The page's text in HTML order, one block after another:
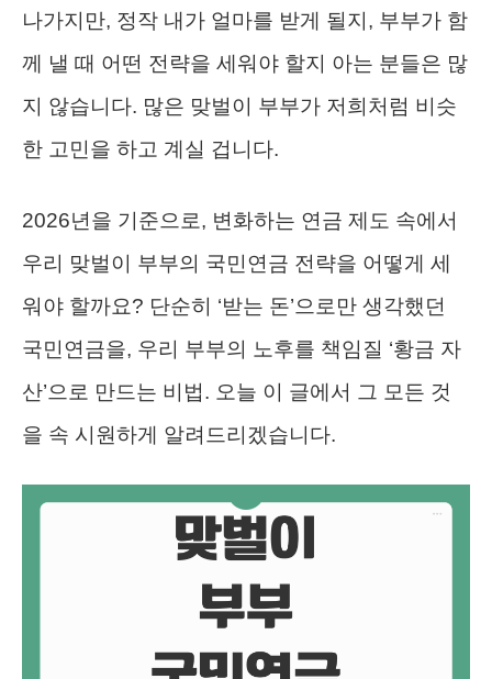
나가지만, 정작 내가 얼마를 받게 될지, 부부가 함
께 낼 때 어떤 전략을 세워야 할지 아는 분들은 많
지 않습니다. 많은 맞벌이 부부가 저희처럼 비슷
한 고민을 하고 계실 겁니다.
2026년을 기준으로, 변화하는 연금 제도 속에서
우리 맞벌이 부부의 국민연금 전략을 어떻게 세
워야 할까요? 단순히 ‘받는 돈’으로만 생각했던
국민연금을, 우리 부부의 노후를 책임질 ‘황금 자
산’으로 만드는 비법. 오늘 이 글에서 그 모든 것
을 속 시원하게 알려드리겠습니다.